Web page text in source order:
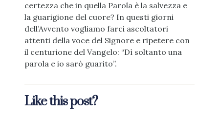
certezza che in quella Parola è la salvezza e
la guarigione del cuore? In questi giorni
dell’Avvento vogliamo farci ascoltatori
attenti della voce del Signore e ripetere con
il centurione del Vangelo: “Dì soltanto una
parola e io sarò guarito”.
Like this post?